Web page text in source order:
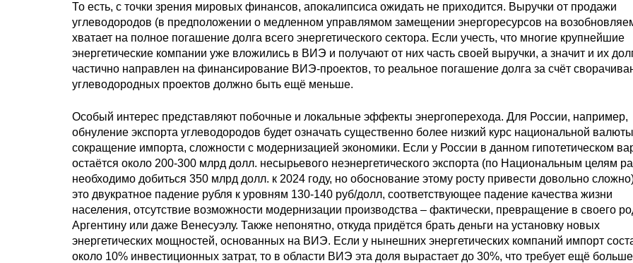
То есть, с точки зрения мировых финансов, апокалипсиса ожидать не приходится. Выручки от продажи
углеводородов (в предположении о медленном управлямом замещении энергоресурсов на
хватает на полное погашение долга всего энергетического сектора. Если учесть, что многие крупнейшие
энергетические компании уже вложились в ВИЭ и получают от них часть своей выручки, а значит и их
частично направлен на финансирование ВИЭ-проектов, то реальное погашение долга за счёт
углеводородных проектов должно быть ещё меньше.
Особый интерес представляют побочные и локальные эффекты энергоперехода. Для России, например,
обнуление экспорта углеводородов будет означать существенно более низкий курс национальной
сокращение импорта, сложности с модернизацией экономики. Если у России в данном гипотетическом
остаётся около 200-300 млрд долл. несырьевого неэнергетического экспорта (по Национальным целям
необходимо добиться 350 млрд долл. к 2024 году, но обоснование этому росту привести довольно
это двукратное падение рубля к уровням 130-140 руб/долл, соответствующее падение качества жизни
населения, отсутствие возможности модернизации производства – фактически, превращение в своего
Аргентину или даже Венесуэлу. Также непонятно, откуда придётся брать деньги на установку новых
энергетических мощностей, основанных на ВИЭ. Если у нынешних энергетических компаний импорт
около 10% инвестиционных затрат, то в области ВИЭ эта доля вырастает до 30%, что требует ещё больше